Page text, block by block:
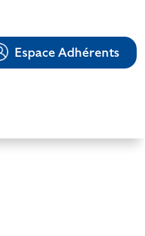
Espace Adhérents